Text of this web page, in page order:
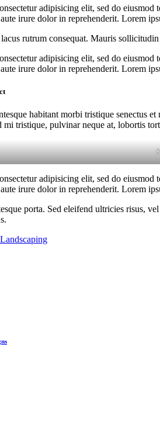
adipisicing elit, sed do
irure dolor in reprehenderit. Lorem
rutrum consequat. Mauris
adipisicing elit, sed do
irure dolor in reprehenderit. Lorem
habitant morbi tristique senectus
mi tristique, pulvinar neque at, lobortis
adipisicing elit, sed do
irure dolor in reprehenderit. Lorem
porta. Sed eleifend ultricies risus,
Landscaping